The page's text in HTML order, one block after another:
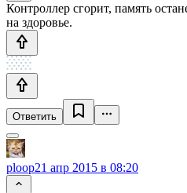
Контроллер сгорит, память
на здоровье.
Ответить
ploop21 апр 2015 в 08:20